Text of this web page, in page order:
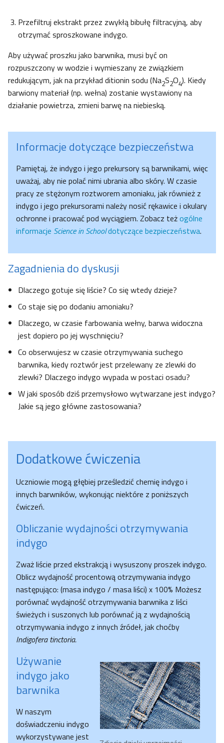
Przefiltruj ekstrakt przez zwykłą bibułę filtracyjną, aby
otrzymać sproszkowane indygo.
Aby używać proszku jako barwnika, musi być on
rozpuszczony w wodzie i wymieszany ze związkiem
redukującym, jak na przykład ditionin sodu (Na2S2O4). Kiedy
barwiony materiał (np. wełna) zostanie wystawiony na
działanie powietrza, zmieni barwę na niebieską.
Informacje dotyczące bezpieczeństwa
Pamiętaj, że indygo i jego prekursory są barwnikami, więc
uważaj, aby nie polać nimi ubrania albo skóry. W czasie
pracy ze stężonym roztworem amoniaku, jak również z
indygo i jego prekursorami należy nosić rękawice i okulary
ochronne i pracować pod wyciągiem. Zobacz teżogólne
informacje Science in Schooldotyczące bezpieczeństwa.
Zagadnienia do dyskusji
Dlaczego gotuje się liście? Co się wtedy dzieje?
Co staje się po dodaniu amoniaku?
Dlaczego, w czasie farbowania wełny, barwa widoczna
jest dopiero po jej wyschnięciu?
Co obserwujesz w czasie otrzymywania suchego
barwnika, kiedy roztwór jest przelewany ze zlewki do
zlewki? Dlaczego indygo wypada w postaci osadu?
W jaki sposób dziś przemysłowo wytwarzane jest indygo?
Jakie są jego główne zastosowania?
Dodatkowe ćwiczenia
Uczniowie mogą głębiej prześledzić chemię indygo i
innych barwników, wykonując niektóre z poniższych
ćwiczeń.
Obliczanie wydajności otrzymywania
indygo
Zważ liście przed ekstrakcją i wysuszony proszek indygo.
Oblicz wydajność procentową otrzymywania indygo
następująco: (masa indygo / masa liści) x 100% Możesz
porównać wydajność otrzymywania barwnika z liści
świeżych i suszonych lub porównać ją z wydajnością
otrzymywania indygo z innych źródeł, jak choćby
Indigofera tinctoria.
Używanie
indygo jako
barwnika
W naszym
doświadczeniu indygo
wykorzystywane jest